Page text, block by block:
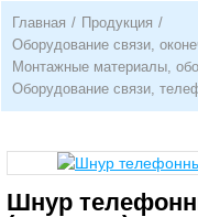
Главная / Продукция /
Оборудование связи,
Монтажные материалы,
Оборудование связи,
Шнур